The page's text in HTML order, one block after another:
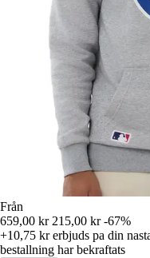
Från
659,00 kr 215,00 kr -67%
+10,75 krerbjuds pa din
bestallning har bekraftats